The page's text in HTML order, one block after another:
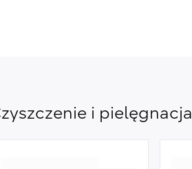
i pielęgnacja